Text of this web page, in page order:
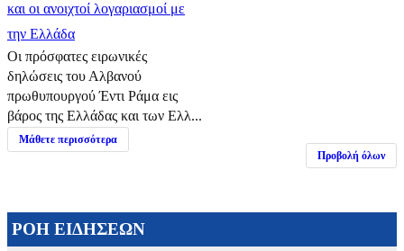
και οι ανοιχτοί λογαριασμοί με
την Ελλάδα
Οι πρόσφατες ειρωνικές
δηλώσεις του Αλβανού
πρωθυπουργού Έντι Ράμα εις
βάρος της Ελλάδας και των Ελλ...
Μάθετε περισσότερα
Προβολή όλων
ΡΟΗ ΕΙΔΗΣΕΩΝ